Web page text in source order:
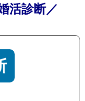
活診断／